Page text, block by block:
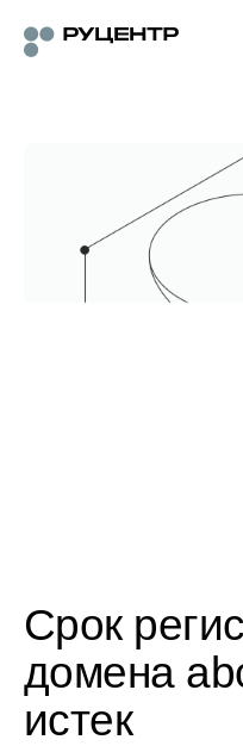
Срок
домена
истек